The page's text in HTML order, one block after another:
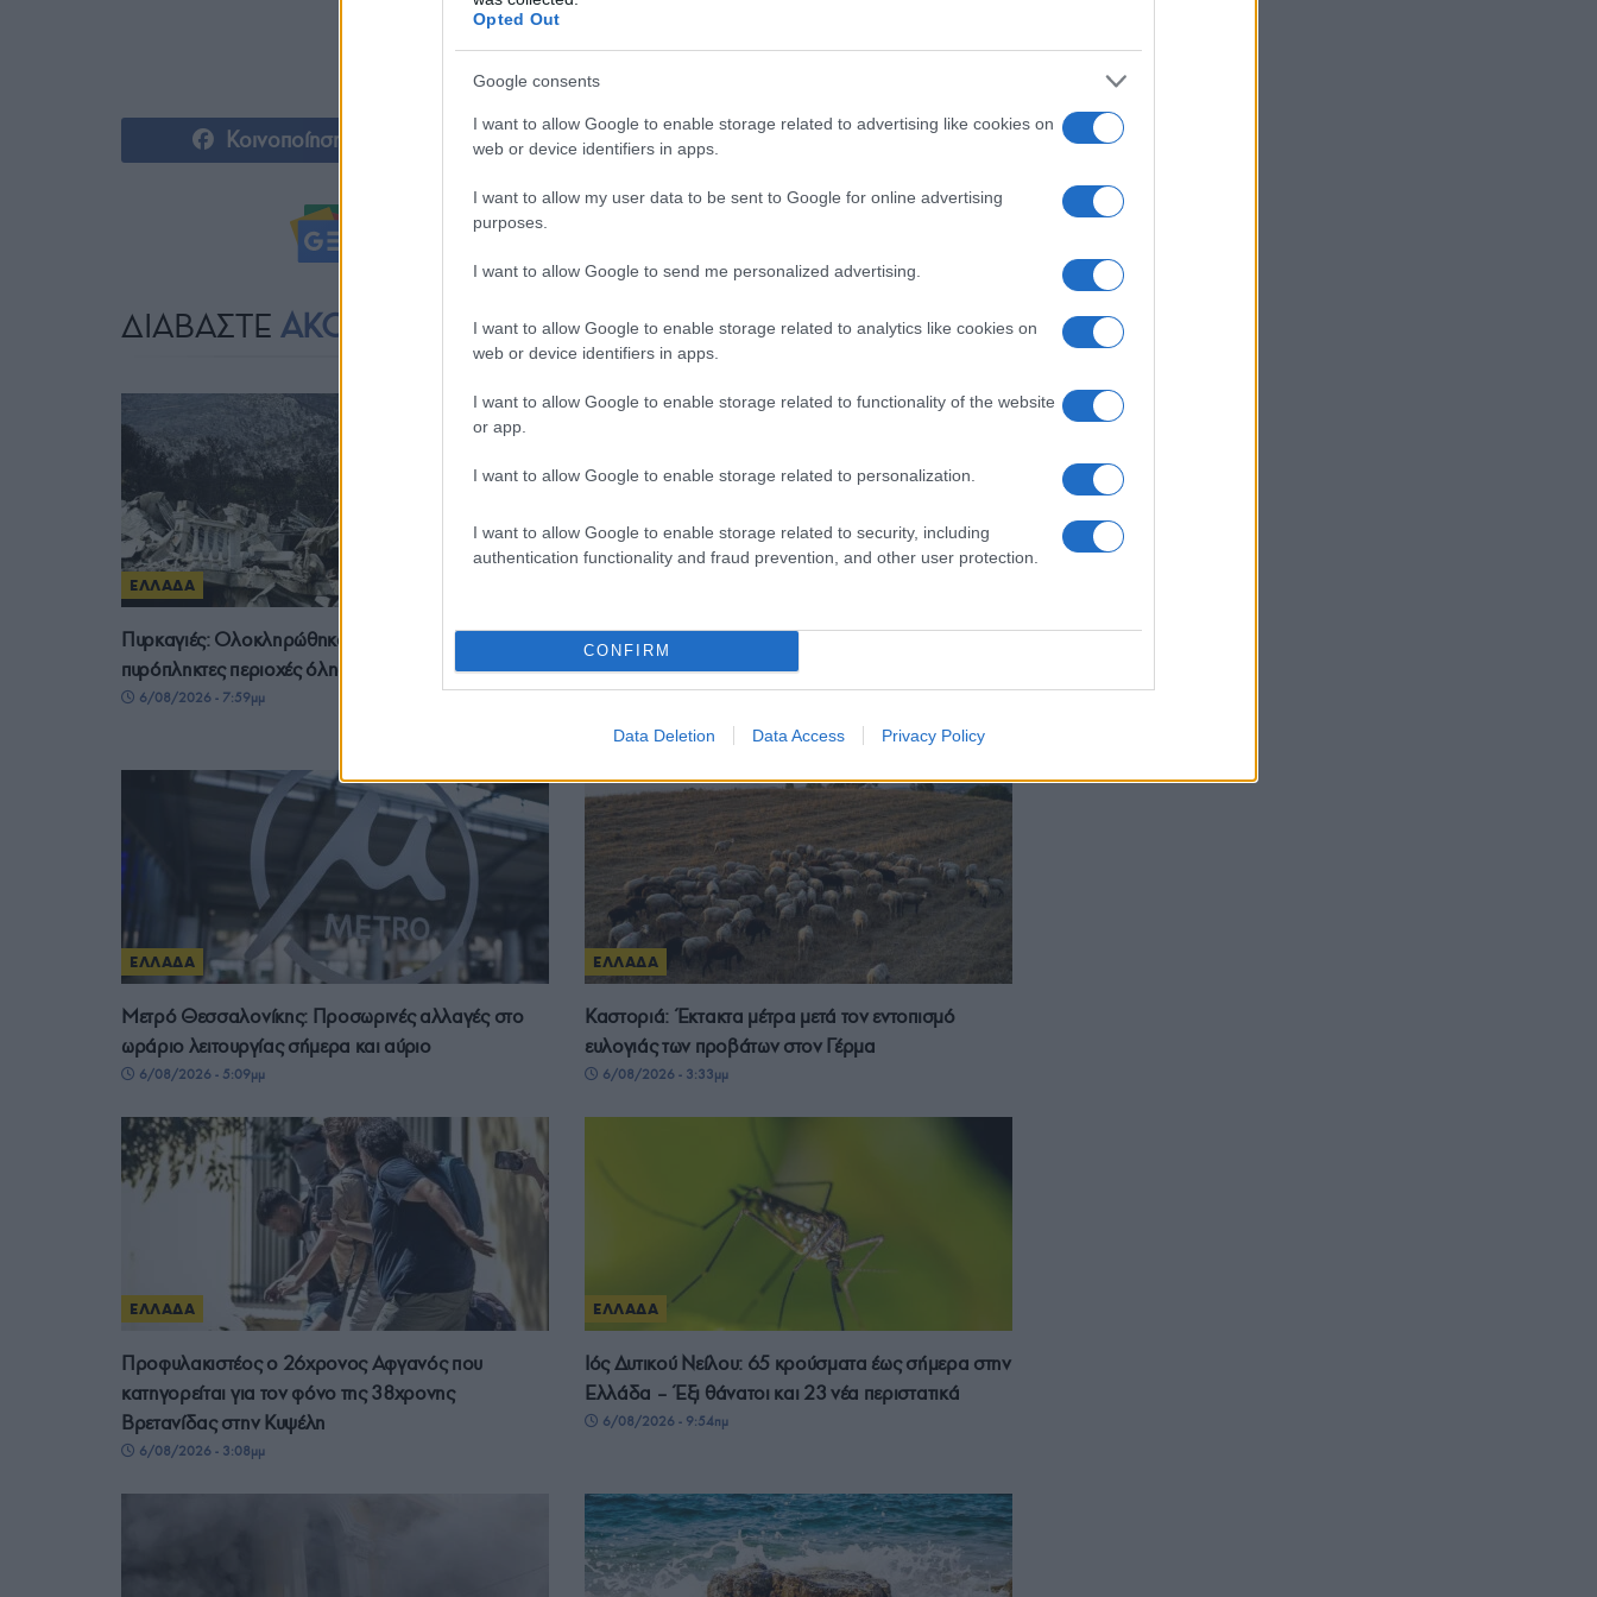
Opted Out
Google consents
I want to allow Google to enable storage related to advertising like cookies on
web or device identifiers in apps.
I want to allow my user data to be sent to Google for online advertising
purposes.
I want to allow Google to send me personalized advertising.
I want to allow Google to enable storage related to analytics like cookies on
web or device identifiers in apps.
I want to allow Google to enable storage related to functionality of the website
or app.
I want to allow Google to enable storage related to personalization.
I want to allow Google to enable storage related to security, including
authentication functionality and fraud prevention, and other user protection.
CONFIRM
Data Deletion Data Access Privacy Policy
Κοινοποίηση Tweet Send
Ακολουθήστε μας στο
ΔΙΑΒΑΣΤΕ ΑΚΟΜΗ
ΕΛΛΑΔΑ
Πυρκαγιές: Ολοκληρώθηκαν 325 αυτοψίες της στις
πυρόπληκτες περιοχές όλης της χώρας
6/08/2026 - 7:59μμ
Άνω Λιόσια: Διαλευκάνθηκε η υπόθεση του
72χρονου που βρέθηκε νεκρός σε αυτοκίνητο – Δύο
συλλήψεις
6/08/2026 - 7:30μμ
ΕΛΛΑΔΑ
Μετρό Θεσσαλονίκης: Προσωρινές αλλαγές στο
ωράριο λειτουργίας σήμερα και αύριο
6/08/2026 - 5:09μμ
ΕΛΛΑΔΑ
Καστοριά: Έκτακτα μέτρα μετά τον εντοπισμό
ευλογιάς των προβάτων στον Γέρμα
6/08/2026 - 3:33μμ
ΕΛΛΑΔΑ
Προφυλακιστέος ο 26χρονος Αφγανός που
κατηγορείται για τον φόνο της 38χρονης
Βρετανίδας στην Κυψέλη
6/08/2026 - 3:08μμ
ΕΛΛΑΔΑ
Ιός Δυτικού Νείλου: 65 κρούσματα έως σήμερα στην
Ελλάδα – Έξι θάνατοι και 23 νέα περιστατικά
6/08/2026 - 9:54πμ